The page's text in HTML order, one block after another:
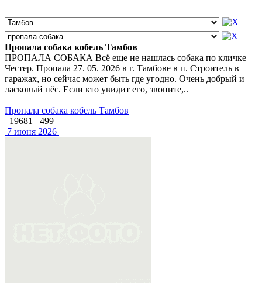
Пропала собака кобель Тамбов
ПРОПАЛА СОБАКА Всё еще не нашлась собака по кличке
Честер. Пропала 27. 05. 2026 в г. Тамбове в п. Строитель в
гаражах, но сейчас может быть где угодно. Очень добрый и
ласковый пёс. Если кто увидит его, звоните,..
Пропала собака кобель Тамбов
19681
499
7 июня 2026